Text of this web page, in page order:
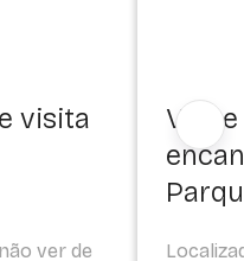
visita
ver de